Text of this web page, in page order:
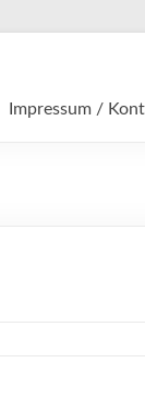
Impressum /